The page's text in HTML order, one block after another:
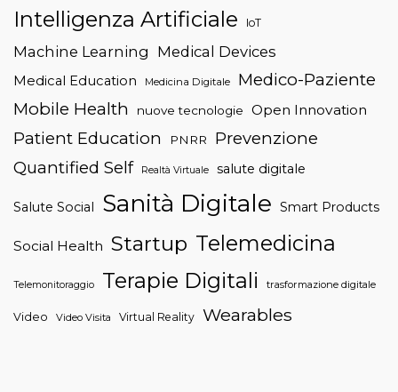
Intelligenza Artificiale IoT
Machine Learning Medical Devices
Medical Education Medicina Digitale
Medico-Paziente
Mobile Health
nuove tecnologie Open Innovation
Patient Education PNRR
Prevenzione
Quantified Self
Realtà Virtuale salute digitale
Salute Social Sanità Digitale Smart Products
Social Health Startup Telemedicina
Telemonitoraggio Terapie Digitali trasformazione digitale
Video Video Visita Virtual Reality Wearables